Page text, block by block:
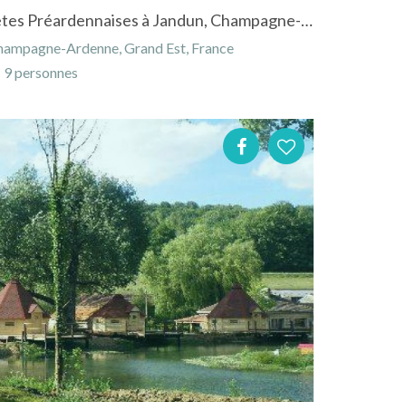
Gîte du lion d'or dans les Crêtes Préardennaises à Jandun, Champagne-Ardenne
Ardenne, Grand Est, France
personnes